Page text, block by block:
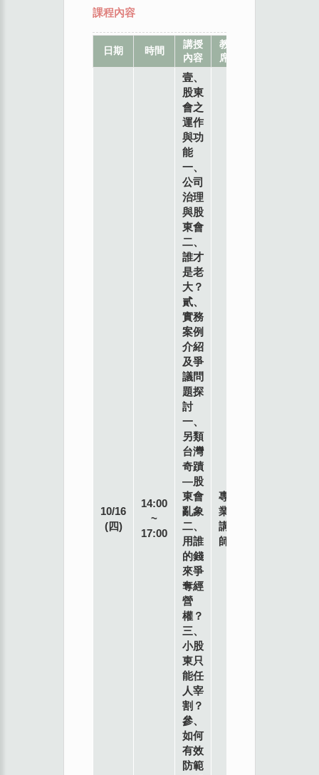
課程內容
日期 時間
講授
內容
教
席
10/16
(四)
14:00
~
17:00
壹、
股東
會之
運作
與功
能
一、
公司
治理
與股
東會
二、
誰才
是老
大？
貳、
實務
案例
介紹
及爭
議問
題探
討
一、
另類
台灣
奇蹟
—股
東會
亂象
二、
用誰
的錢
來爭
奪經
營
權？
三、
小股
東只
能任
人宰
割？
參、
如何
有效
防範
專
業
講
師